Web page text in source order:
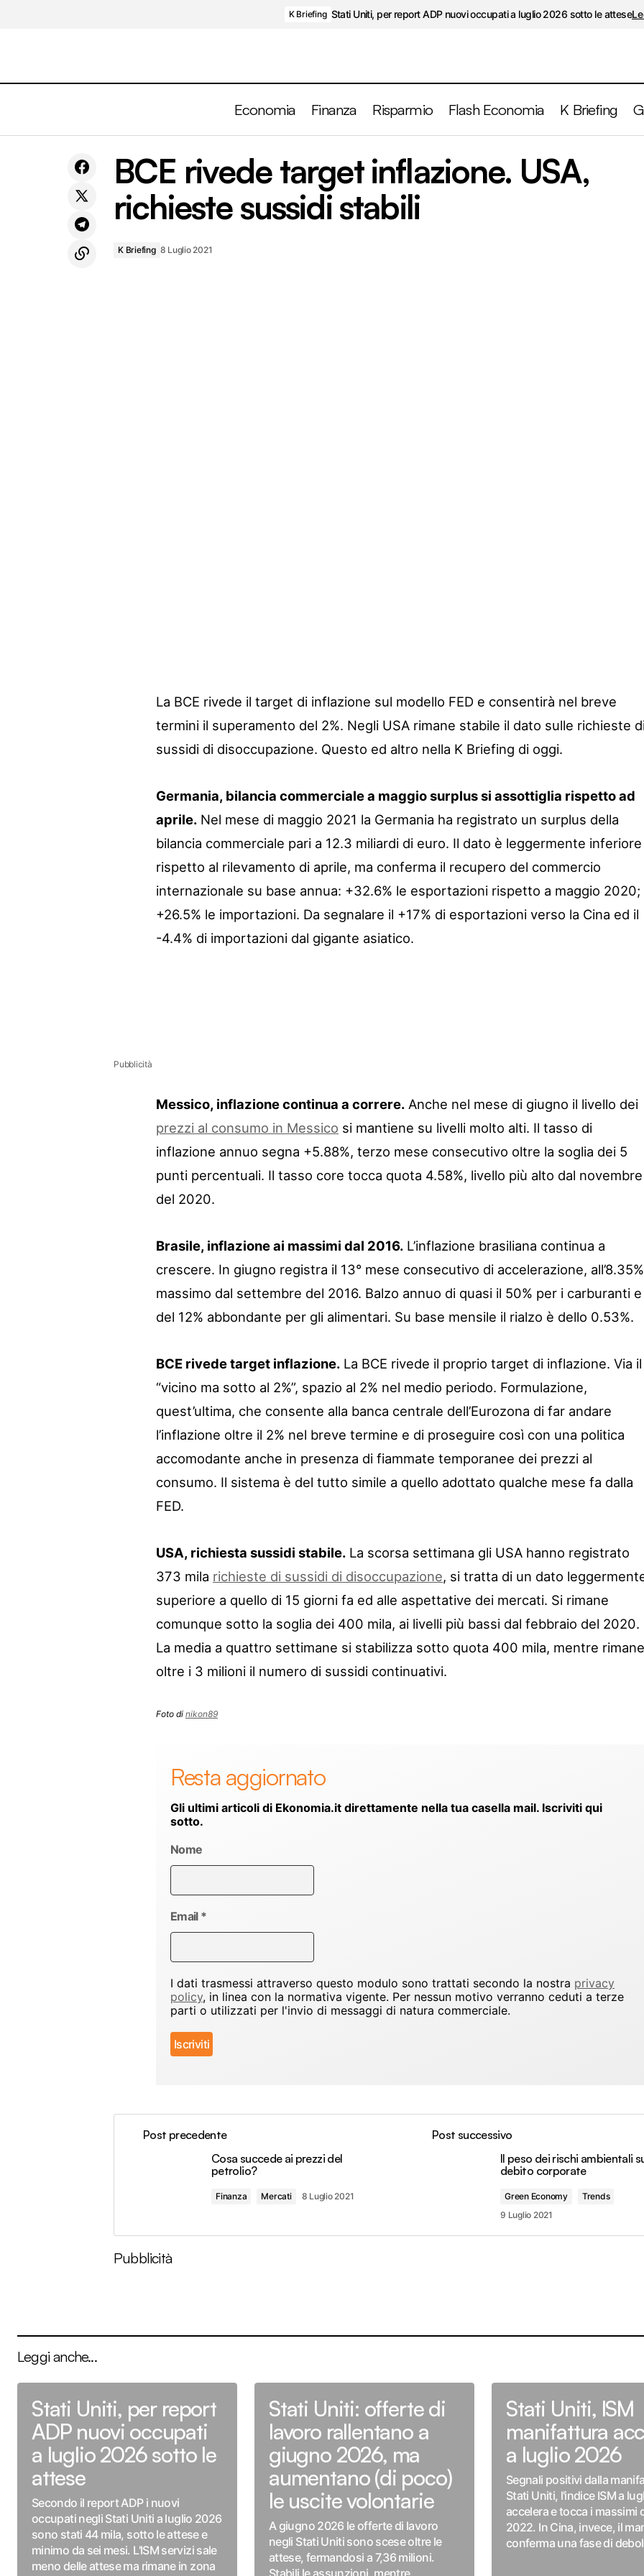
K Briefing Stati Uniti, per report ADP nuovi occupati a luglio 2026 sotto le attese
Economia Finanza Risparmio Flash Economia K Briefing
Cosa succede ai prezzi del petrolio? BCE rivede target inflazione. USA, richieste sussidi
BCE rivede target inflazione. USA,
richieste sussidi stabili
K Briefing 8 Luglio 2021
La BCE rivede il target di inflazione sul modello FED e consentirà nel breve
termini il superamento del 2%. Negli USA rimane stabile il dato sulle richieste
sussidi di disoccupazione. Questo ed altro nella K Briefing di oggi.
Germania, bilancia commerciale a maggio surplus si assottiglia rispetto ad
aprile. Nel mese di maggio 2021 la Germania ha registrato un surplus della
bilancia commerciale pari a 12.3 miliardi di euro. Il dato è leggermente inferiore
rispetto al rilevamento di aprile, ma conferma il recupero del commercio
internazionale su base annua: +32.6% le esportazioni rispetto a maggio 2020;
+26.5% le importazioni. Da segnalare il +17% di esportazioni verso la Cina ed il
-4.4% di importazioni dal gigante asiatico.
Pubblicità
Messico, inflazione continua a correre. Anche nel mese di giugno il livello dei
prezzi al consumo in Messico si mantiene su livelli molto alti. Il tasso di
inflazione annuo segna +5.88%, terzo mese consecutivo oltre la soglia dei 5
punti percentuali. Il tasso core tocca quota 4.58%, livello più alto dal novembre
del 2020.
Brasile, inflazione ai massimi dal 2016. L’inflazione brasiliana continua a
crescere. In giugno registra il 13° mese consecutivo di accelerazione,
massimo dal settembre del 2016. Balzo annuo di quasi il 50% per i carburanti e
del 12% abbondante per gli alimentari. Su base mensile il rialzo è dello 0.53%.
BCE rivede target inflazione. La BCE rivede il proprio target di inflazione. Via il
“vicino ma sotto al 2%”, spazio al 2% nel medio periodo. Formulazione,
quest’ultima, che consente alla banca centrale dell’Eurozona di far andare
l’inflazione oltre il 2% nel breve termine e di proseguire così con una politica
accomodante anche in presenza di fiammate temporanee dei prezzi al
consumo. Il sistema è del tutto simile a quello adottato qualche mese fa dalla
FED.
USA, richiesta sussidi stabile. La scorsa settimana gli USA hanno registrato
373 mila richieste di sussidi di disoccupazione, si tratta di un dato
superiore a quello di 15 giorni fa ed alle aspettative dei mercati. Si rimane
comunque sotto la soglia dei 400 mila, ai livelli più bassi dal febbraio del 2020.
La media a quattro settimane si stabilizza sotto quota 400 mila, mentre rimane
oltre i 3 milioni il numero di sussidi continuativi.
Foto di nikon89
Resta aggiornato
Gli ultimi articoli di Ekonomia.it direttamente nella tua casella mail. Iscriviti qui
sotto.
Nome
Email *
I dati trasmessi attraverso questo modulo sono trattati secondo la nostra privacy
policy, in linea con la normativa vigente. Per nessun motivo verranno ceduti a terze
parti o utilizzati per l'invio di messaggi di natura commerciale.
Post precedente
Cosa succede ai prezzi del
petrolio?
Finanza Mercati 8 Luglio 2021
Post successivo
Il peso dei rischi ambientali
debito corporate
Green Economy
Trends
9 Luglio 2021
Pubblicità
Leggi anche...
Stati Uniti, per report
ADP nuovi occupati
a luglio 2026 sotto le
attese
Secondo il report ADP i nuovi
occupati negli Stati Uniti a luglio 2026
sono stati 44 mila, sotto le attese e
minimo da sei mesi. L'ISM servizi sale
meno delle attese ma rimane in zona
Stati Uniti: offerte di
lavoro rallentano a
giugno 2026, ma
aumentano (di poco)
le uscite volontarie
A giugno 2026 le offerte di lavoro
negli Stati Uniti sono scese oltre le
attese, fermandosi a 7,36 milioni.
Stabili le assunzioni, mentre
Stati Uniti, ISM
manifattura
a luglio 2026
Segnali positivi dalla
Stati Uniti, l'indice ISM a
accelera e tocca i massimi
2022. In Cina, invece, il
conferma una fase di